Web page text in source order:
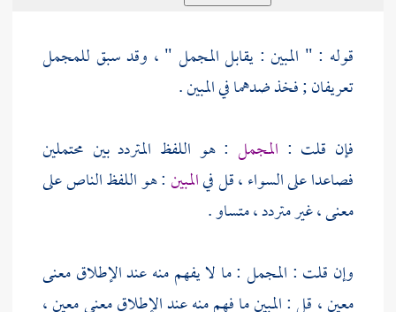
قوله : " المبين : يقابل المجمل " ، وقد سبق للمجمل
تعريفان ; فخذ ضدهما في المبين .
فإن قلت : المجمل : هو اللفظ المتردد بين محتملين
فصاعدا على السواء ، قل فيالمبين: هو اللفظ الناص على
معنى ، غير متردد ، متساو .
وإن قلت : المجمل : ما لا يفهم منه عند الإطلاق معنى
معين ، قل : المبين ما فهم منه عند الإطلاق معنى معين ،